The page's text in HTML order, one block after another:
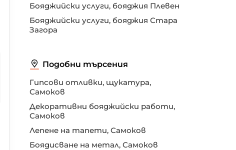
Бояджийски услуги, бояджия Плевен
Бояджийски услуги, бояджия Стара
Загора
Подобни търсения
Гипсови отливки, щукатура,
Самоков
Декоративни бояджийски работи,
Самоков
Лепене на тапети, Самоков
Боядисване на метал, Самоков